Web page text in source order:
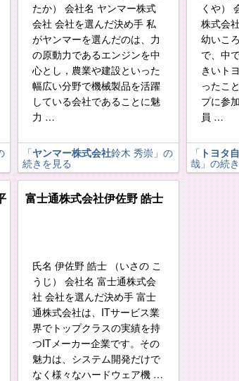
たか） 会社名 ヤンマー株式
会社 会社を選んだ決め手 私
がヤンマーを選んだのは、力
の原動力であるエンジンを中
心とし，農業や建設といった
幅広い分野で機械製品を活躍
している会社であることに魅
力 …
「ヤンマー株式会社鈴木 秀崇」の
続きを見る
くや）
株式会
幼いこ
で、中
きいト
ったこ
プに参
員 …
「 トヨタ
哉 」の続
富士通株式会社伊佐野 皓士
氏名 伊佐野 皓士 （いさの こ
うじ） 会社名 富士通株式会
社 会社を選んだ決め手 富士
通株式会社は、ITサービス業
界でトップクラスの実績を持
つITメーカー企業です。その
魅力は、システム開発だけで
なく様々なハードウェア機 …